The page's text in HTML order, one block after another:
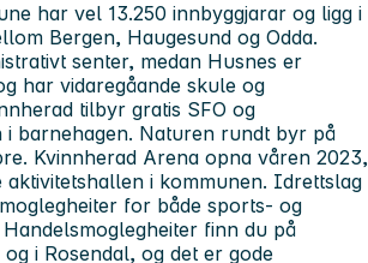
har vel 13.250 innbyggjarar og ligg i
Bergen, Haugesund og Odda.
senter, medan Husnes er
har vidaregåande skule og
tilbyr gratis SFO og
i barnehagen. Naturen rundt byr på
Kvinnherad Arena opna våren 2023,
aktivitetshallen i kommunen. Idrettslag
for både sports- og
finn du på
i Rosendal, og det er gode